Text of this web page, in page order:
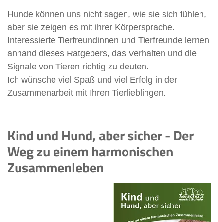
Hunde können uns nicht sagen, wie sie sich fühlen,
aber sie zeigen es mit ihrer Körpersprache.
Interessierte Tierfreundinnen und Tierfreunde lernen
anhand dieses Ratgebers, das Verhalten und die
Signale von Tieren richtig zu deuten.
Ich wünsche viel Spaß und viel Erfolg in der
Zusammenarbeit mit Ihren Tierlieblingen.
Kind und Hund, aber sicher - Der
Weg zu einem harmonischen
Zusammenleben